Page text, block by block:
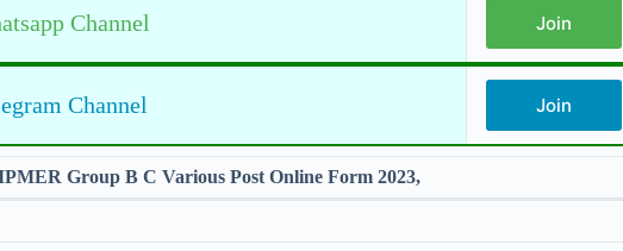
Channel Join
Channel Join
Group B C Various Post Online Form 2023,